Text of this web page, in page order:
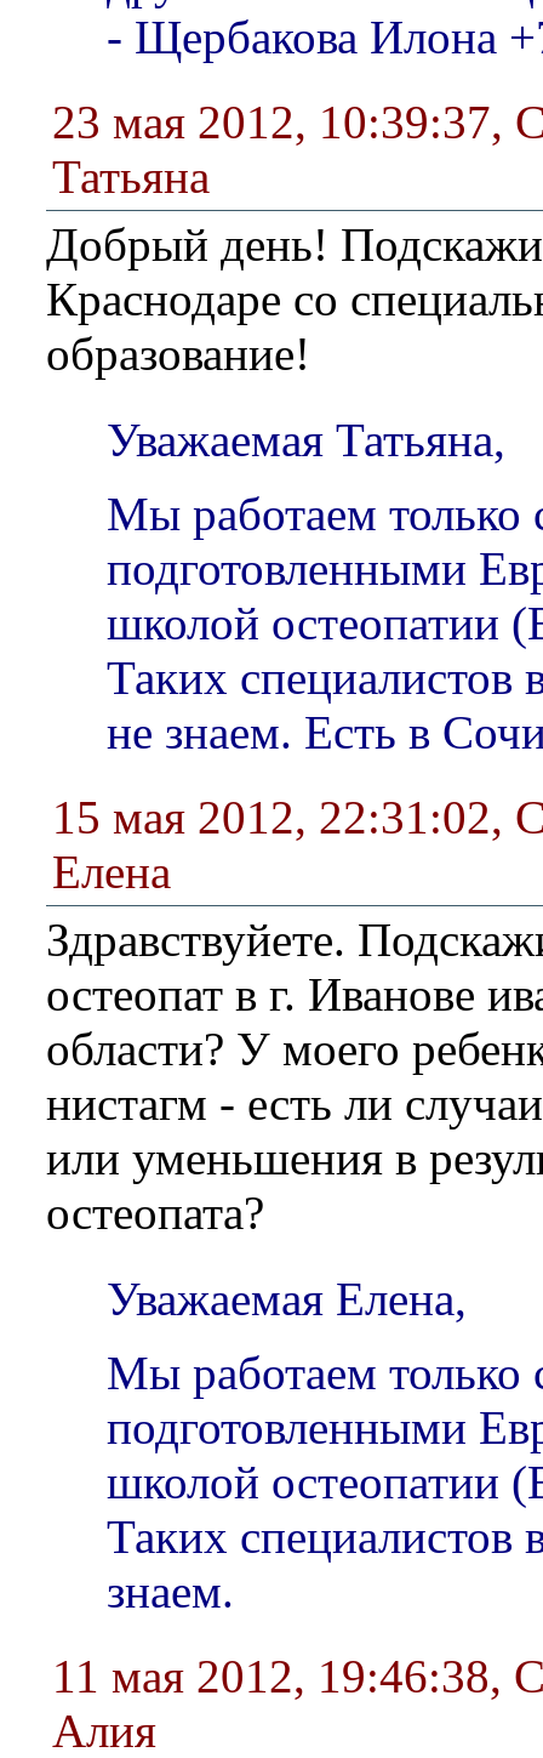
- Щербакова Илона
23 мая 2012, 10:39:37,
Татьяна
Добрый день!
Краснодаре со
образование!
Уважаемая Татьяна,
Мы работаем только
подготовленными
школой остеопатии
Таких специалистов
не знаем. Есть в
15 мая 2012, 22:31:02,
Елена
Здравствуйете.
остеопат в г. Иванове
области? У моего
нистагм - есть ли
или уменьшения в
остеопата?
Уважаемая Елена,
Мы работаем только
подготовленными
школой остеопатии
Таких специалистов
знаем.
11 мая 2012, 19:46:38,
Алия